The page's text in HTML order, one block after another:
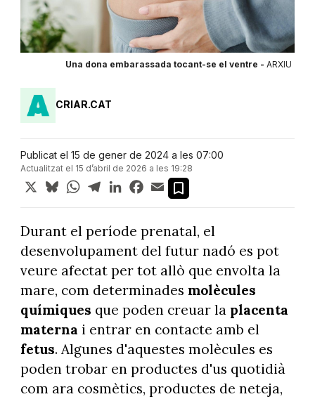
Una dona embarassada tocant-se el ventre - ARXIU
CRIAR.CAT
Publicat el 15 de gener de 2024 a les 07:00
Actualitzat el 15 d’abril de 2026 a les 19:28
X BlueskyWhatsApp
TelegramLinkedInFacebook
Email
Durant el període prenatal, el
desenvolupament del futur nadó es pot
veure afectat per tot allò que envolta la
mare, com determinades molècules
químiques que poden creuar la placenta
materna i entrar en contacte amb el
fetus. Algunes d'aquestes molècules es
poden trobar en productes d'us quotidià
com ara cosmètics, productes de neteja,